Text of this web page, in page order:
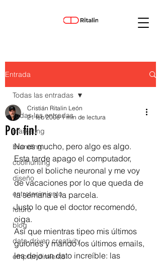
Entrada
Todas las entradas
marketing
branding
coolhunting
diseño
entretenimiento
futuro
blog
data-driven creativity
emprendimiento
Todas las entradas
Por fin!
Cristián Ritalin León
21 feb 2006 1 min de lectura
No es mucho, pero algo es algo.
Esta tarde apago el computador,
cierro el boliche neuronal y me voy
de vacaciones por lo que queda de
la semana a la parcela.
Justo lo que el doctor recomendó,
oiga.
Así que mientras tipeo mis últimos
guiones y mando los últimos emails,
les dejo un dato increíble: las